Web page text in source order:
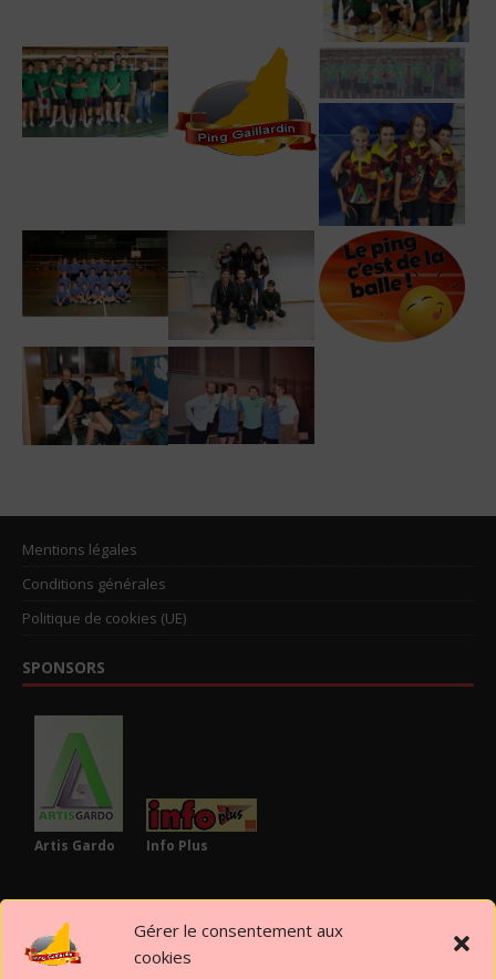
Gérer le consentement aux
cookies
Mentions légales
Conditions générales
Politique de cookies (UE)
SPONSORS
Artis Gardo Info Plus